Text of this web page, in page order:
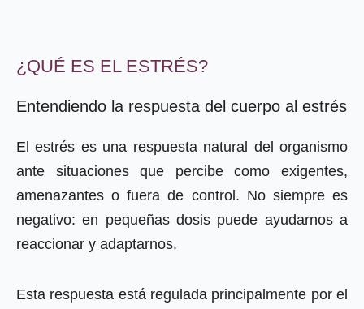
¿QUÉ ES EL ESTRÉS?
Entendiendo la respuesta del cuerpo al estrés
El estrés es una respuesta natural del organismo
ante situaciones que percibe como exigentes,
amenazantes o fuera de control. No siempre es
negativo: en pequeñas dosis puede ayudarnos a
reaccionar y adaptarnos.
Esta respuesta está regulada principalmente por el